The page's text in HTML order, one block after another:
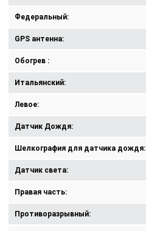
Федеральный:
GPS антенна:
Обогрев :
Итальянский:
Левое:
Датчик Дождя:
Шелкография для датчика дождя:
Датчик света:
Правая часть:
Противоразрывный: